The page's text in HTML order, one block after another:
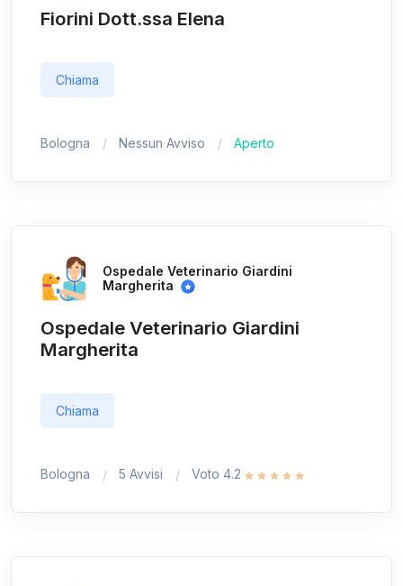
Fiorini Dott.ssa Elena
Chiama
Bologna Nessun Avviso Aperto
Ospedale Veterinario Giardini
Margherita
Ospedale Veterinario Giardini
Margherita
Chiama
Bologna 5 Avvisi Voto 4.2